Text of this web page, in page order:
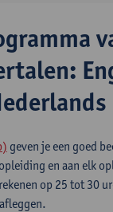
geven je een goed
en aan elk
op 25 tot 30